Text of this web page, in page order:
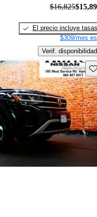
$16,825
El precio incluye tasas
$309/mes
Verif. disponibilidad